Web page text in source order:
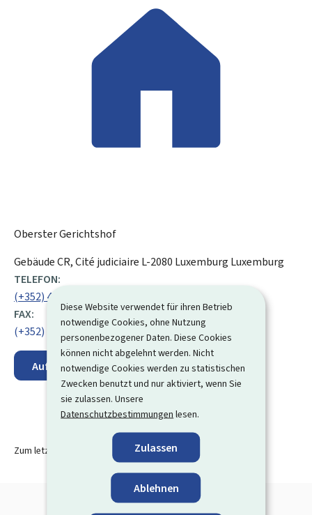
Diese Website verwendet für ihren Betrieb
notwendige Cookies, ohne Nutzung
personenbezogener Daten. Diese Cookies
können nicht abgelehnt werden. Nicht
notwendige Cookies werden zu statistischen
Zwecken benutzt und nur aktiviert, wenn Sie
sie zulassen. Unsere
Datenschutzbestimmungen lesen.
Zulassen
Ablehnen
Oberster Gerichtshof
ADRESSE:
Gebäude CR, Cité judiciaire L-2080 Luxemburg Luxemburg
TELEFON:
(+352) 47 59 811
FAX:
(+352) 47 59 81 396
Auf der Karte anzeigen
Zum letzten Mal aktualisiert am09.08.2024